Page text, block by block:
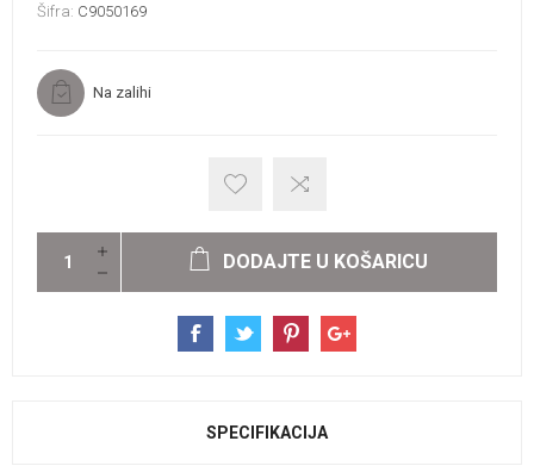
Šifra: C9050169
Na zalihi
DODAJTE U KOŠARICU
SPECIFIKACIJA